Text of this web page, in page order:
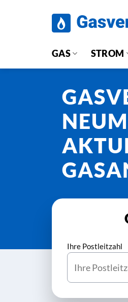
GAS STROM
Ihre Postleitzahl